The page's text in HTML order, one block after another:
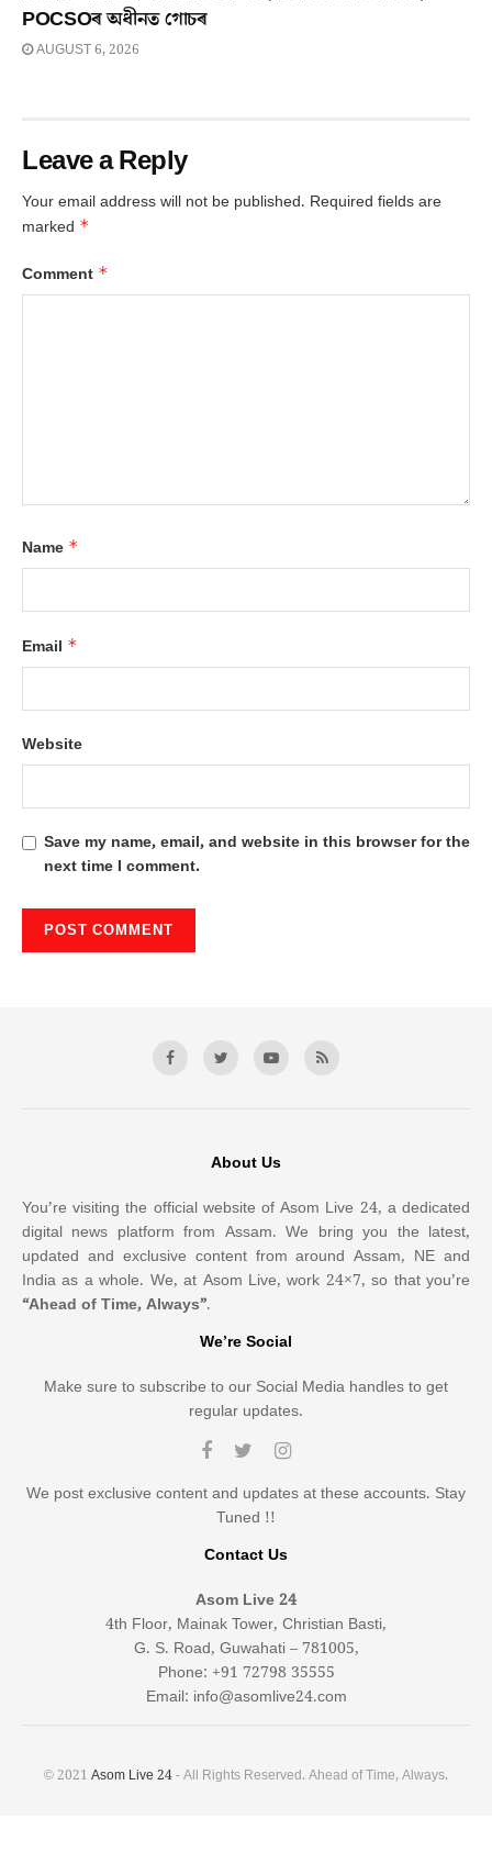
POCSOৰ অধীনত গোচৰ
AUGUST 6, 2026
Leave a Reply
Your email address will not be published. Required fields are
marked *
Comment *
Name *
Email *
Website
Save my name, email, and website in this browser for the
next time I comment.
About Us
You’re visiting the official website of Asom Live 24, a dedicated
digital news platform from Assam. We bring you the latest,
updated and exclusive content from around Assam, NE and
India as a whole. We, at Asom Live, work 24×7, so that you’re
“Ahead of Time, Always”.
We’re Social
Make sure to subscribe to our Social Media handles to get
regular updates.
We post exclusive content and updates at these accounts. Stay
Tuned !!
Contact Us
Asom Live 24
4th Floor, Mainak Tower, Christian Basti,
G. S. Road, Guwahati – 781005,
Phone: +91 72798 35555
Email: info@asomlive24.com
© 2021 Asom Live 24- All Rights Reserved. Ahead of Time, Always.